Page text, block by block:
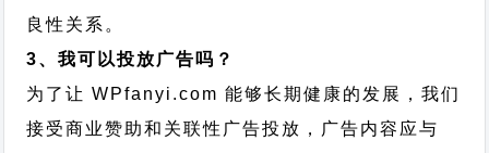
良性关系。
3、我可以投放广告吗？
为了让 WPfanyi.com 能够长期健康的发展，我们
接受商业赞助和关联性广告投放，广告内容应与